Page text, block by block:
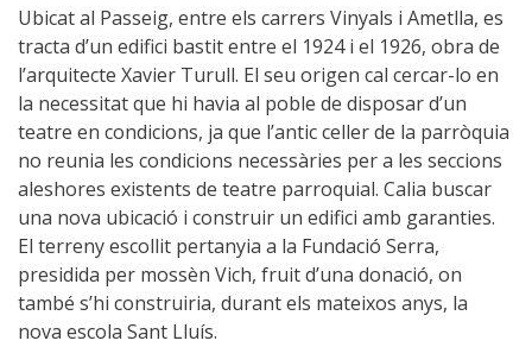
Ubicat al Passeig, entre els carrers Vinyals i Ametlla, es
tracta d’un edifici bastit entre el 1924 i el 1926, obra de
l’arquitecte Xavier Turull. El seu origen cal cercar-lo en
la necessitat que hi havia al poble de disposar d’un
teatre en condicions, ja que l’antic celler de la parròquia
no reunia les condicions necessàries per a les seccions
aleshores existents de teatre parroquial. Calia buscar
una nova ubicació i construir un edifici amb garanties.
El terreny escollit pertanyia a la Fundació Serra,
presidida per mossèn Vich, fruit d’una donació, on
també s’hi construiria, durant els mateixos anys, la
nova escola Sant Lluís.